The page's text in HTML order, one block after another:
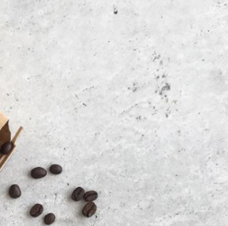
HAUSのお料理は 全て手作
りに拘っています